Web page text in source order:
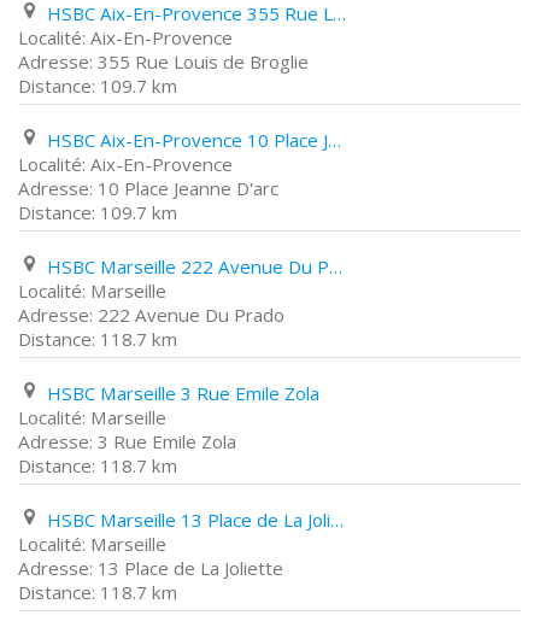
HSBC Aix-En-Provence 355 Rue Louis de Broglie
Aix-En-Provence
355 Rue Louis de Broglie
109.7 km
HSBC Aix-En-Provence 10 Place Jeanne D'arc
Aix-En-Provence
10 Place Jeanne D'arc
109.7 km
HSBC Marseille 222 Avenue Du Prado
Marseille
222 Avenue Du Prado
118.7 km
HSBC Marseille 3 Rue Emile Zola
Marseille
3 Rue Emile Zola
118.7 km
HSBC Marseille 13 Place de La Joliette
Marseille
13 Place de La Joliette
118.7 km